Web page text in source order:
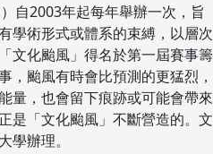
自2003年起每年舉辦一次，旨
學術形式或體系的束縛，以層次
文化颱風」得名於第一屆賽事籌
，颱風有時會比預測的更猛烈，
量，也會留下痕跡或可能會帶來
是「文化颱風」不斷營造的。文
學辦理。